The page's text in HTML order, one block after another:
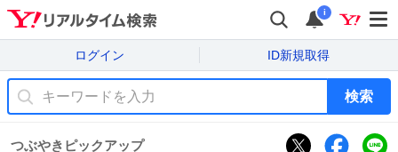
i
ログイン ID新規取得
検索
つぶやきピックアップ